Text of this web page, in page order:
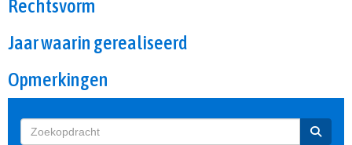
Rechtsvorm
Jaar waarin gerealiseerd
Opmerkingen